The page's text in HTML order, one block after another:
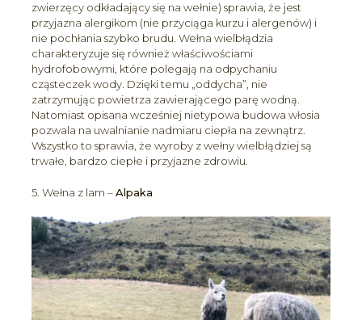
zwierzęcy odkładający się na wełnie) sprawia, że jest
przyjazna alergikom (nie przyciąga kurzu i alergenów) i
nie pochłania szybko brudu. Wełna wielbłądzia
charakteryzuje się również właściwościami
hydrofobowymi, które polegają na odpychaniu
cząsteczek wody. Dzięki temu „oddycha”, nie
zatrzymując powietrza zawierającego parę wodną.
Natomiast opisana wcześniej nietypowa budowa włosia
pozwala na uwalnianie nadmiaru ciepła na zewnątrz.
Wszystko to sprawia, że wyroby z wełny wielbłądziej są
trwałe, bardzo ciepłe i przyjazne zdrowiu.
5. Wełna z lam –Alpaka